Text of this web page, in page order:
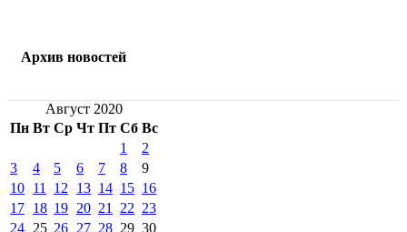
Архив новостей
Август 2020
Пн Вт Ср Чт Пт Сб Вс
1
2
3
4 5 6 7 8
9
10 11 12 13 14 15 16
17 18 19 20 21 22 23
24 25 26 27 28 29 30